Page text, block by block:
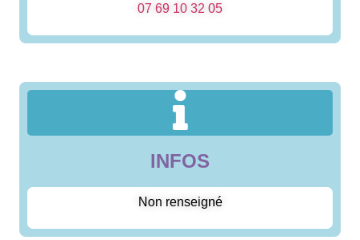
07 69 10 32 05
INFOS
Non renseigné